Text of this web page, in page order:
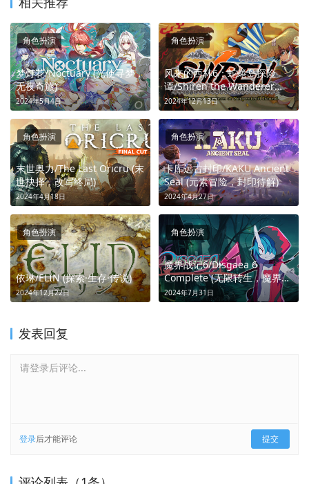
梦灯花/Noctuary (光使寻梦，
无夜奇旅)
2024年5月4日
角色扮演
风来的西林6：蛇蜷岛探险
谭/Shiren the Wanderer
The Mystery Dungeon of
Serpentcoil Island (双生勇
者，共破奇境)
2024年12月13日
角色扮演
末世奥力/The Last Oricru (末
世抉择，改写终局)
2024年4月18日
角色扮演
卡库远古封印/KAKU Ancient
Seal (元素冒险，封印待解)
2024年4月27日
角色扮演
依琳/ELIN (探索·生存·传说)
2024年12月22日
角色扮演
魔界战记6/Disgaea 6
Complete (无限转生，魔界成
王)
2024年7月31日
角色扮演
发表回复
请登录后评论...
登录后才能评论 提交